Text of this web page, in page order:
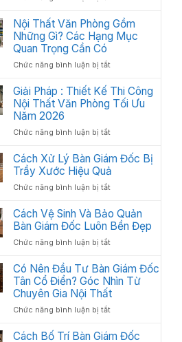
Đại
2026
Trí
Nội
Thất
Phòng
Học:
Cách
Tối
Không
Gian
2026
Nội Thất Văn Phòng Gồm
Những Gì? Các Hạng Mục
Quan Trọng Cần Có
Chức năng bình luận bị tắtở
Thất
Văn
Phòng
Những
Các
Hạng
Quan
Cần
Có
Giải Pháp : Thiết Kế Thi Công
Nội Thất Văn Phòng Tối Ưu
Năm 2026
Chức năng bình luận bị tắtở
Pháp
Kế
Công
Nội
Tối
Ưu
Năm
2026
Cách Xử Lý Bàn Giám Đốc Bị
Trầy Xước Hiệu Quả
Chức năng bình luận bị tắtở
Xử
Lý
Bàn
Giám
Bị
Trầy
Xước
Quả
Cách Vệ Sinh Và Bảo Quản
Bàn Giám Đốc Luôn Bền Đẹp
Chức năng bình luận bị tắtở
Vệ
Sinh
Và
Bảo
Quản
Giám
Có Nên Đầu Tư Bàn Giám Đốc
Tân Cổ Điển? Góc Nhìn Từ
Chuyên Gia Nội Thất
Chức năng bình luận bị tắtở
Nên
Cách Bố Trí Bàn Giám Đốc